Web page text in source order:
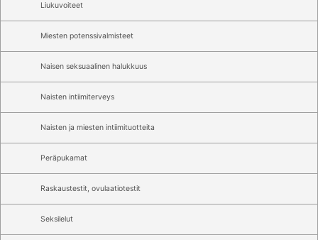
Liukuvoiteet
Miesten potenssivalmisteet
Naisen seksuaalinen halukkuus
Naisten intiimiterveys
Naisten ja miesten intiimituotteita
Peräpukamat
Raskaustestit, ovulaatiotestit
Seksilelut